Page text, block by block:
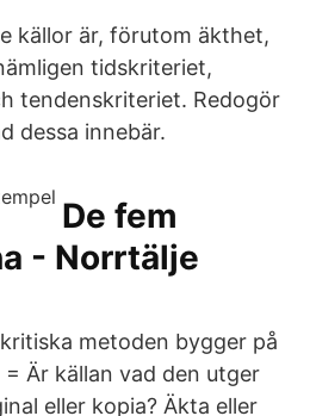
källor är, förutom äkthet,
tidskriteriet,
tendenskriteriet. Redogör
dessa innebär.
De fem
- Norrtälje
metoden bygger på
Är källan vad den utger
eller kopia? Äkta eller